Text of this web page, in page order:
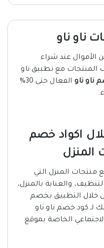
ناو ناو
الأموال عند شراء
المنتجات مع تطبيق ناو
ناو ناو
الفعال حتى 30%
من خلال اكواد خصم
المنزل
المنزل التي
والعناية بالمنزل،
خلال التطبيق بخصم
لـ كود خصم ناو ناو
الخاصة بموقع